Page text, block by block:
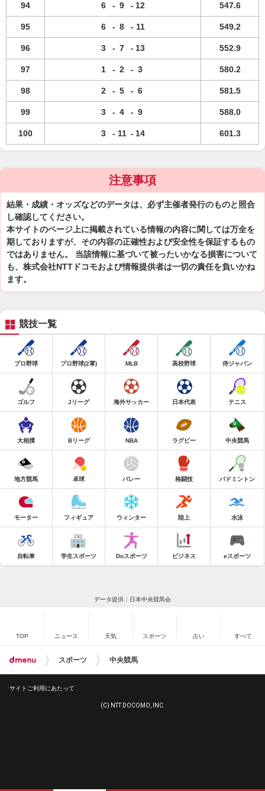
94 6 - 9 - 12 547.6
95 6 - 8 - 11 549.2
96 3 - 7 - 13 552.9
97 1 - 2 - 3 580.2
98 2 - 5 - 6 581.5
99 3 - 4 - 9 588.0
100 3 - 11 - 14 601.3
注意事項
結果・成績・オッズなどのデータは、必ず主催者発行のものと照合
し確認してください。
本サイトのページ上に掲載されている情報の内容に関しては万全を
期しておりますが、その内容の正確性および安全性を保証するもの
ではありません。 当該情報に基づいて被ったいかなる損害について
も、株式会社NTTドコモおよび情報提供者は一切の責任を負いかね
ます。
競技一覧
プロ野球 プロ野球(2軍) MLB 高校野球 侍ジャパン
ゴルフ Jリーグ 海外サッカー 日本代表 テニス
大相撲 Bリーグ NBA ラグビー 中央競馬
地方競馬 卓球 バレー 格闘技 バドミントン
モーター フィギュア ウィンター 陸上 水泳
自転車 学生スポーツ Doスポーツ ビジネス eスポーツ
データ提供：日本中央競馬会
TOP ニュース 天気 スポーツ 占い すべて
スポーツ 中央競馬
サイトご利用にあたって
(C) NTT DOCOMO, INC.